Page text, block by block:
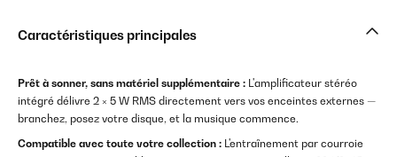
Caractéristiques principales
Prêt à sonner, sans matériel supplémentaire : L'amplificateur stéréo
intégré délivre 2 × 5 W RMS directement vers vos enceintes externes —
branchez, posez votre disque, et la musique commence.
Compatible avec toute votre collection : L'entraînement par courroie